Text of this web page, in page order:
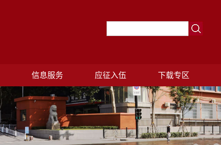
信息服务 应征入伍 下载专区